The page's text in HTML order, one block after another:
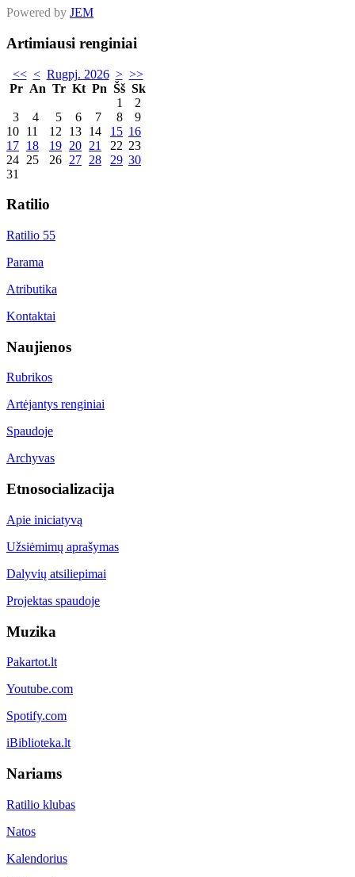
Powered by JEM
Artimiausi renginiai
<< < Rugpj. 2026 > >>
Pr An Tr Kt Pn Šš Sk
1
2
3
4 5 6 7 8
9
10 11 12 13 14 15 16
17 18 19 20 21 22 23
24 25 26 27 28 29 30
31
Ratilio
Ratilio 55
Parama
Atributika
Kontaktai
Naujienos
Rubrikos
Artėjantys renginiai
Spaudoje
Archyvas
Etnosocializacija
Apie iniciatyvą
Užsiėmimų aprašymas
Dalyvių atsiliepimai
Projektas spaudoje
Muzika
Pakartot.lt
Youtube.com
Spotify.com
iBiblioteka.lt
Nariams
Ratilio klubas
Natos
Kalendorius